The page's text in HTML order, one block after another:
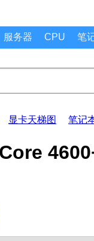
服务器 CPU 笔
显卡天梯图 笔记